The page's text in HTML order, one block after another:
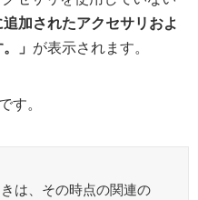
追加されたアクセサリおよ
」 が表示されます。
。
は、その時点の関連の